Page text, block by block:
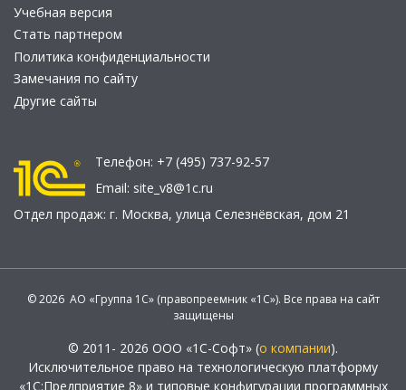
Учебная версия
Стать партнером
Политика конфиденциальности
Замечания по сайту
Другие сайты
Телефон: +7 (495) 737-92-57
Email: site_v8@1c.ru
Отдел продаж: г. Москва, улица Селезнёвская, дом 21
© 2026 АО «Группа 1С» (правопреемник «1С»). Все права на сайт
защищены
© 2011- 2026 ООО «1С-Софт» (о компании).
Исключительное право на технологическую платформу
«1С:Предприятие 8» и типовые конфигурации программных